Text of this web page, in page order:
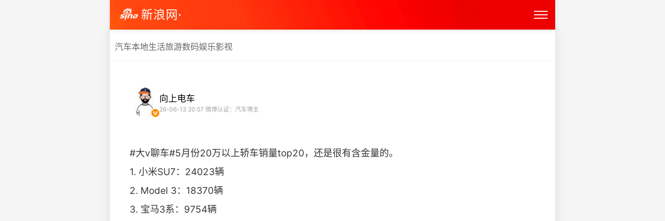
新浪网·
汽车本地生活旅游数码娱乐影视
向上电车
26-06-13 20:57 微博认证：汽车博主
#大v聊车#5月份20万以上轿车销量top20，还是很有含金量的。
1. 小米SU7：24023辆
2. Model 3：18370辆
3. 宝马3系：9754辆